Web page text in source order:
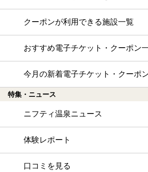
クーポンが利用できる施設一覧
おすすめ電子チケット・クーポン
今月の新着電子チケット・クーポ
特集・ニュース
ニフティ温泉ニュース
体験レポート
口コミを見る